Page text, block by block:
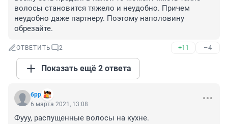
волосы становится тяжело и неудобно. Причем
неудобно даже партнеру. Поэтому наполовину
обрезайте.
ОТВЕТИТЬ 2 +11 –4
Показать ещё 2 ответа
брр
6 марта 2021, 13:08
Фууу, распущенные волосы на кухне.